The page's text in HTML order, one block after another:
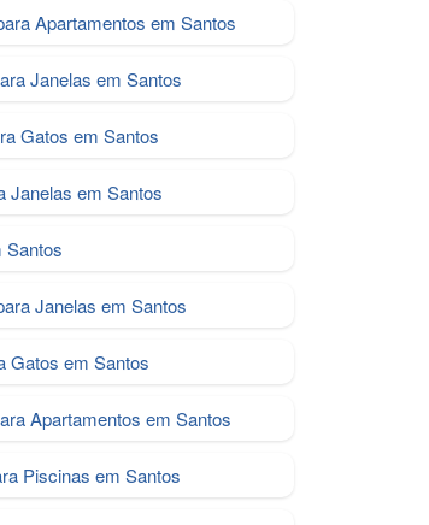
Apartamentos em Santos
Janelas em Santos
Gatos em Santos
Janelas em Santos
Santos
Janelas em Santos
Gatos em Santos
Apartamentos em Santos
Piscinas em Santos